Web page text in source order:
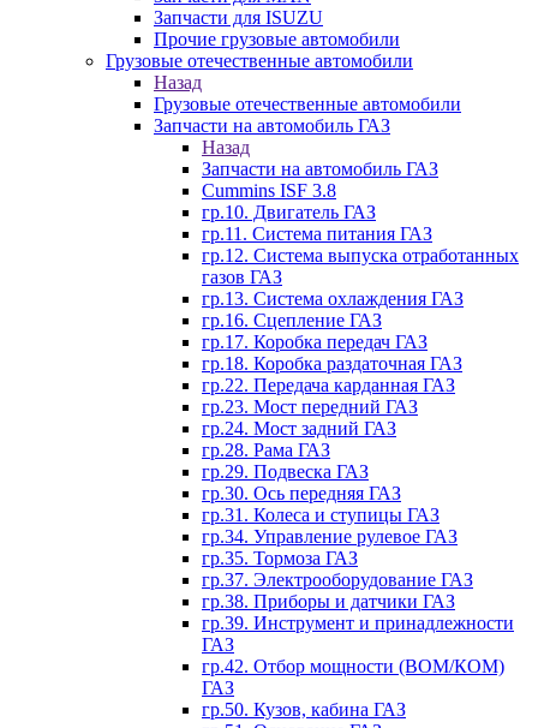
Запчасти для ISUZU
Прочие грузовые автомобили
Грузовые отечественные автомобили
Назад
Грузовые отечественные автомобили
Запчасти на автомобиль ГАЗ
Назад
Запчасти на автомобиль ГАЗ
Cummins ISF 3.8
гр.10. Двигатель ГАЗ
гр.11. Система питания ГАЗ
гр.12. Система выпуска отработанных
газов ГАЗ
гр.13. Система охлаждения ГАЗ
гр.16. Сцепление ГАЗ
гр.17. Коробка передач ГАЗ
гр.18. Коробка раздаточная ГАЗ
гр.22. Передача карданная ГАЗ
гр.23. Мост передний ГАЗ
гр.24. Мост задний ГАЗ
гр.28. Рама ГАЗ
гр.29. Подвеска ГАЗ
гр.30. Ось передняя ГАЗ
гр.31. Колеса и ступицы ГАЗ
гр.34. Управление рулевое ГАЗ
гр.35. Тормоза ГАЗ
гр.37. Электрооборудование ГАЗ
гр.38. Приборы и датчики ГАЗ
гр.39. Инструмент и принадлежности
ГАЗ
гр.42. Отбор мощности (ВОМ/КОМ)
ГАЗ
гр.50. Кузов, кабина ГАЗ